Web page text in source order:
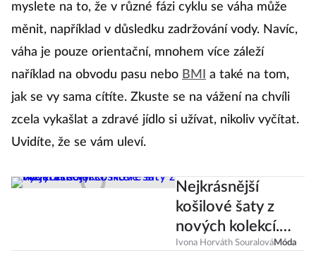
myslete na to, že v různé fázi cyklu se váha může
měnit, například v důsledku zadržování vody. Navíc,
váha je pouze orientační, mnohem více záleží
naříklad na obvodu pasu nebo BMI
a také na tom,
jak se vy sama cítíte. Zkuste se na vážení na chvíli
zcela vykašlat a zdravé jídlo si užívat, nikoliv vyčítat.
Uvidíte, že se vám uleví.
Nejkrásnější
košilové šaty z
nových kolekcí.
Které si vyberete
Ivona Horváth SouralováMóda